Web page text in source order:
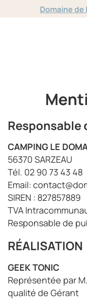
Domaine de
Responsable
CAMPING LE
56370 SARZEAU
Tél. 02 90 73 43 48
Email:
SIREN : 827857889
TVA
Responsable de
RÉALISATION
GEEK TONIC
Représentée par
qualité de Gérant